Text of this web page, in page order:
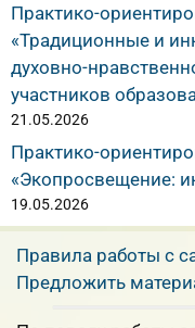
Практико-
«Традиционные и
духовно-
участников
21.05.2026
Практико-
«Экопросвещение:
19.05.2026
Правила работы с
Предложить